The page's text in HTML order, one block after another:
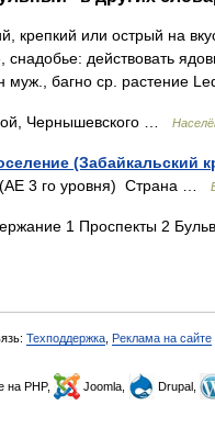
крепкий или острый на
действовать
муж., багно ср. растение
Чернышевского …
(Забайкальский
(АЕ 3 го уровня) Страна …
1 Проспекты 2
Техподдержка Реклама на сайте
на PHP, Joomla, Drupal,